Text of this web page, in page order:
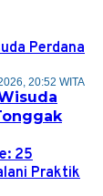
20:52 WITA